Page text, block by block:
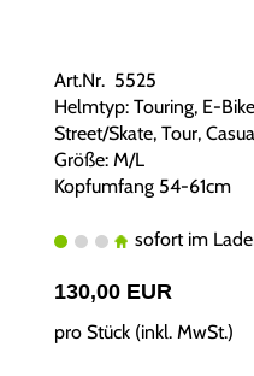
Art.Nr. 5525
Helmtyp: Touring, E-
Street/Skate, Tour,
Größe: M/L
Kopfumfang 54-61cm
sofort im
130,00 EUR
pro Stück (inkl. MwSt.)